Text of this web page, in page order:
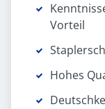
Vorteil
Hohes